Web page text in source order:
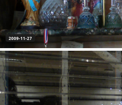
2009-11-27